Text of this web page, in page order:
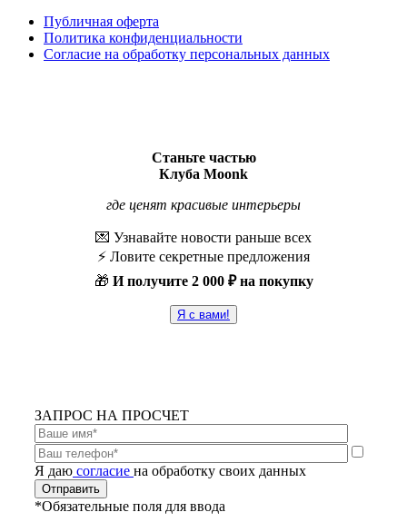
Публичная оферта
Политика конфиденциальности
Согласие на обработку персональных данных
Станьте частью
Клуба Moonk
где ценят красивые интерьеры
💌 Узнавайте новости раньше всех
⚡️ Ловите секретные предложения
🎁 И получите 2 000 ₽ на покупку
Я с вами!
ЗАПРОС НА ПРОСЧЕТ
Я даю согласие на обработку своих данных
*Обязательные поля для ввода